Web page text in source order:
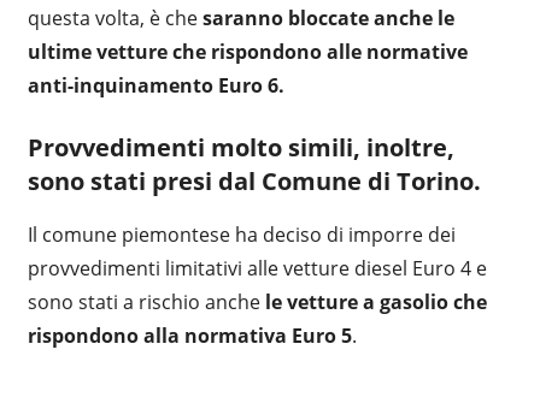
questa volta, è chesaranno bloccate anche le
ultime vetture che rispondono alle normative
anti-inquinamento Euro 6.
Provvedimenti molto simili, inoltre,
sono stati presi dal Comune di Torino.
Il comune piemontese ha deciso di imporre dei
provvedimenti limitativi alle vetture diesel Euro 4 e
sono stati a rischio anche le vetture a gasolio che
rispondono alla normativa Euro 5.